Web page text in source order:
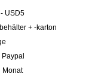
USD5
+ -karton
Paypal
Monat